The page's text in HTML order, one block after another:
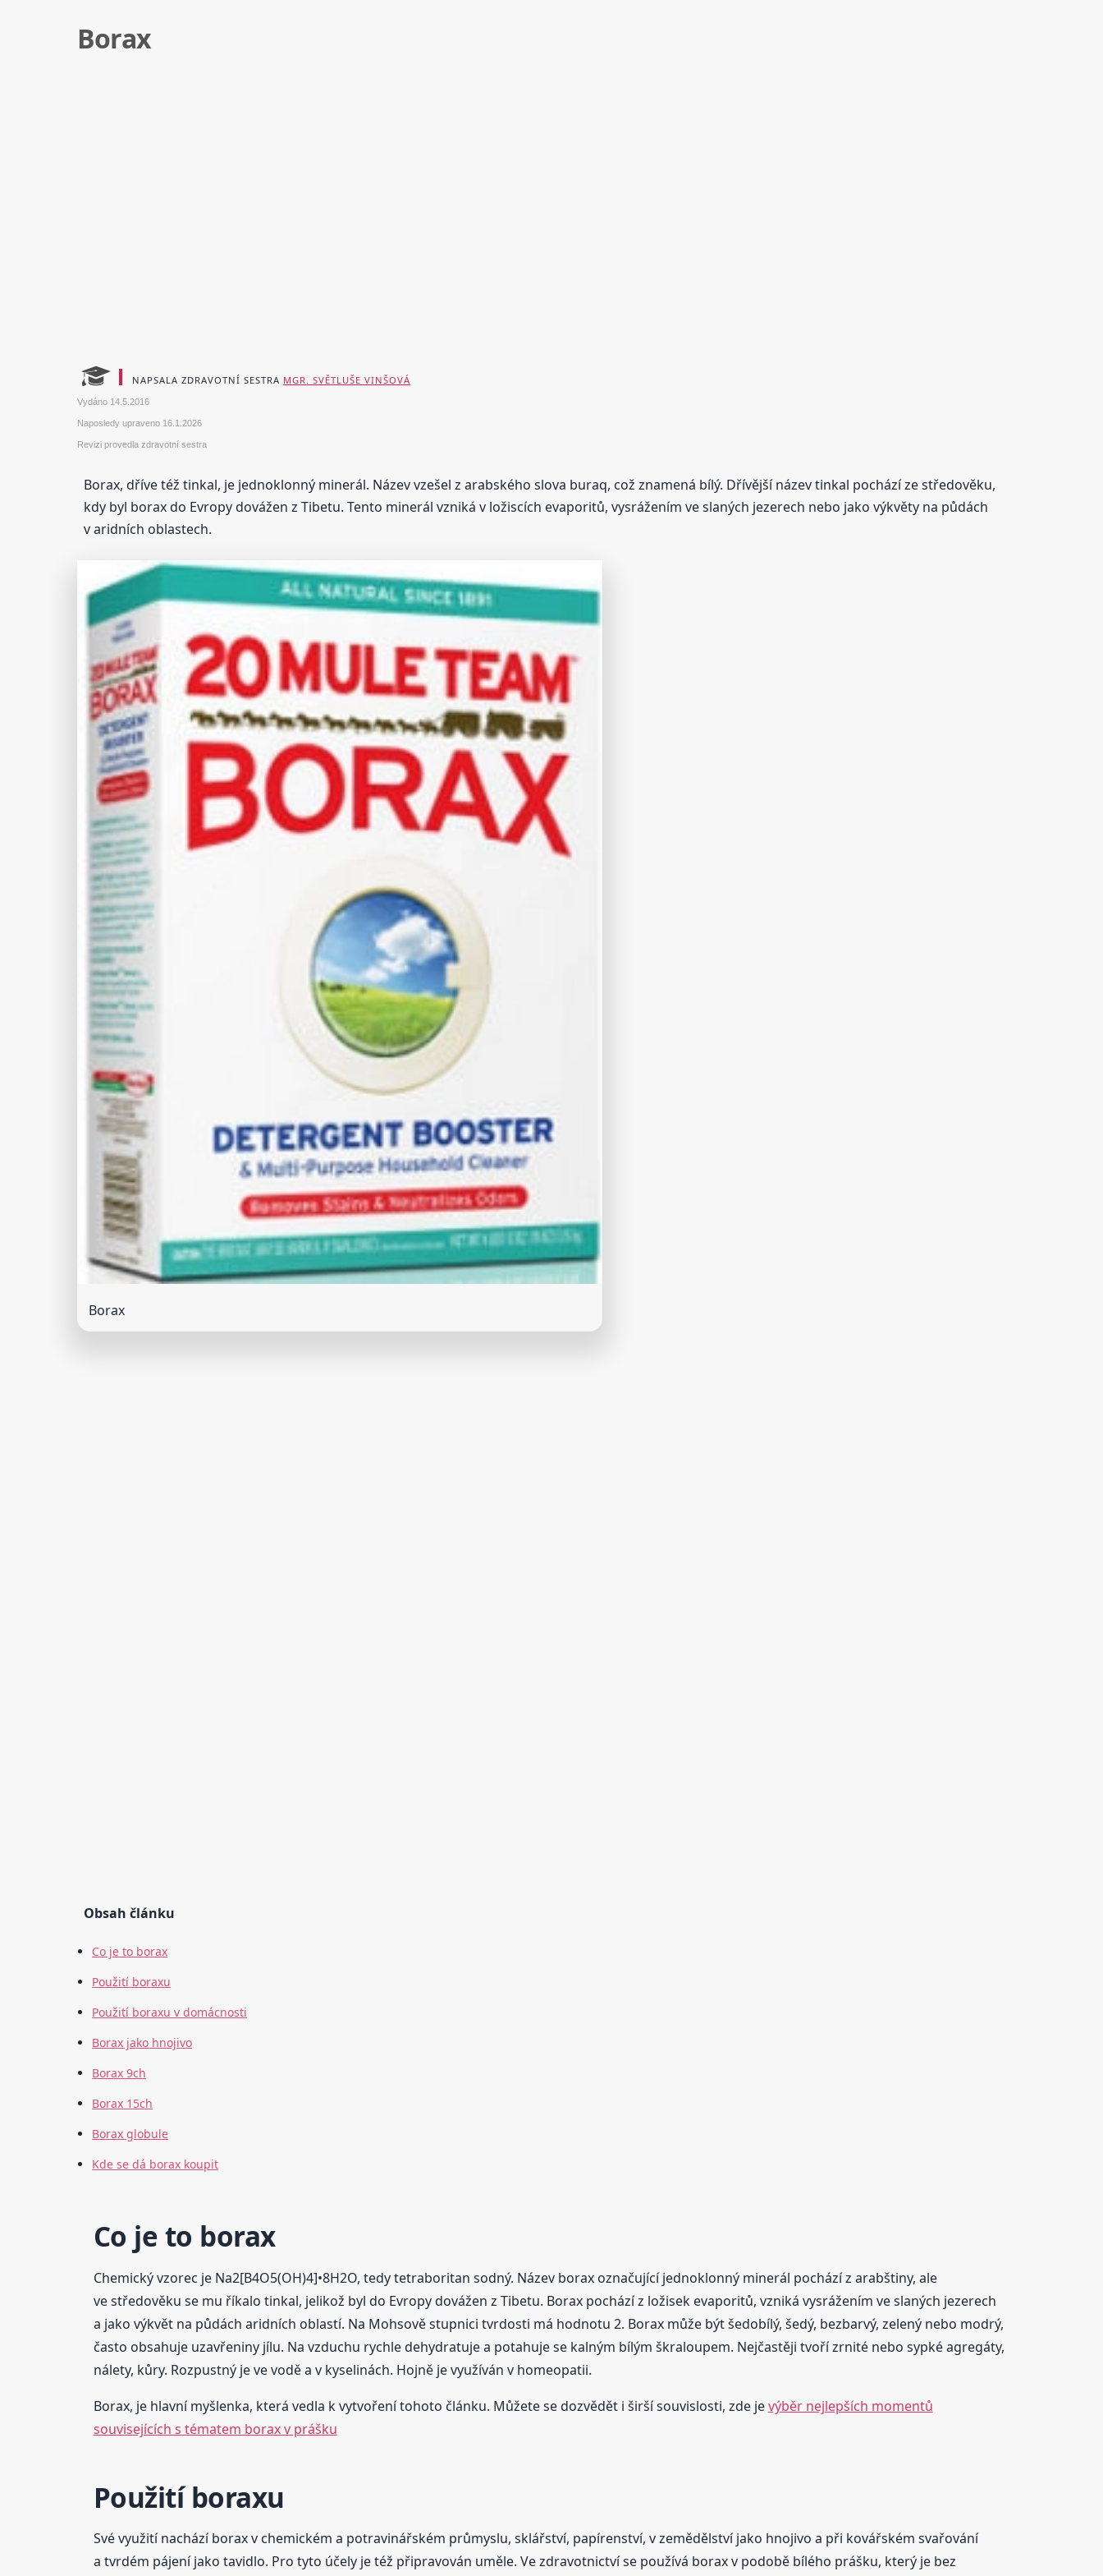
Borax
NAPSALA ZDRAVOTNÍ SESTRA MGR. SVĚTLUŠE VINŠOVÁ
Vydáno 14.5.2016
Naposledy upraveno 16.1.2026
Revizi provedla zdravotní sestra
Borax, dříve též tinkal, je jednoklonný minerál. Název vzešel z arabského slova buraq, což znamená bílý. Dřívější název tinkal pochází ze středověku,
kdy byl borax do Evropy dovážen z Tibetu. Tento minerál vzniká v ložiscích evaporitů, vysrážením ve slaných jezerech nebo jako výkvěty na půdách
v aridních oblastech.
Borax
Obsah článku
Co je to borax
Použití boraxu
Použití boraxu v domácnosti
Borax jako hnojivo
Borax 9ch
Borax 15ch
Borax globule
Kde se dá borax koupit
Co je to borax
Chemický vzorec je Na2[B4O5(OH)4]•8H2O, tedy tetraboritan sodný. Název borax označující jednoklonný minerál pochází z arabštiny, ale
ve středověku se mu říkalo tinkal, jelikož byl do Evropy dovážen z Tibetu. Borax pochází z ložisek evaporitů, vzniká vysrážením ve slaných jezerech
a jako výkvět na půdách aridních oblastí. Na Mohsově stupnici tvrdosti má hodnotu 2. Borax může být šedobílý, šedý, bezbarvý, zelený nebo modrý,
často obsahuje uzavřeniny jílu. Na vzduchu rychle dehydratuje a potahuje se kalným bílým škraloupem. Nejčastěji tvoří zrnité nebo sypké agregáty,
nálety, kůry. Rozpustný je ve vodě a v kyselinách. Hojně je využíván v homeopatii.
Borax, je hlavní myšlenka, která vedla k vytvoření tohoto článku. Můžete se dozvědět i širší souvislosti, zde jevýběr nejlepších momentů
souvisejících s tématem borax v prášku
Použití boraxu
Své využití nachází borax v chemickém a potravinářském průmyslu, sklářství, papírenství, v zemědělství jako hnojivo a při kovářském svařování
a tvrdém pájení jako tavidlo. Pro tyto účely je též připravován uměle. Ve zdravotnictví se používá borax v podobě bílého prášku, který je bez